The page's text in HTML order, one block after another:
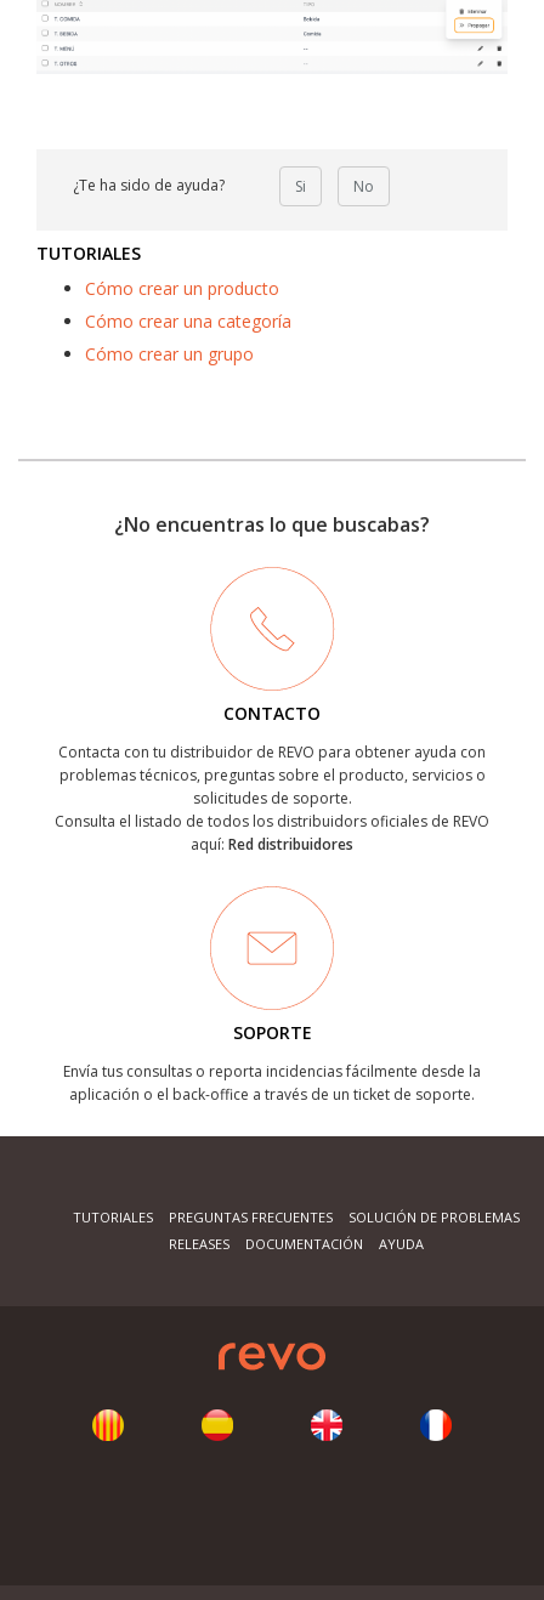
¿Te ha sido de ayuda? Si No
TUTORIALES
Cómo crear un producto
Cómo crear una categoría
Cómo crear un grupo
¿No encuentras lo que buscabas?
CONTACTO
Contacta con tu distribuidor de REVO para obtener ayuda con
problemas técnicos, preguntas sobre el producto, servicios o
solicitudes de soporte.
Consulta el listado de todos los distribuidors oficiales de REVO
aquí: Red distribuidores
SOPORTE
Envía tus consultas o reporta incidencias fácilmente desde la
aplicación o el back-office a través de un ticket de soporte.
TUTORIALES PREGUNTAS FRECUENTES
SOLUCIÓN DE PROBLEMAS
RELEASES
DOCUMENTACIÓN AYUDA